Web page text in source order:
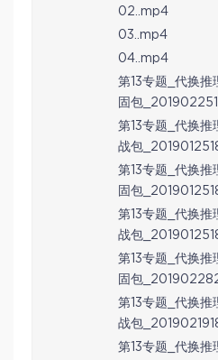
02..mp4
03..mp4
04..mp4
第13专题_代换
固包
第13专题_代换
战包
第13专题_代换
固包
第13专题_代换
战包
第13专题_代换
固包
第13专题_代换
战包
第13专题_代换